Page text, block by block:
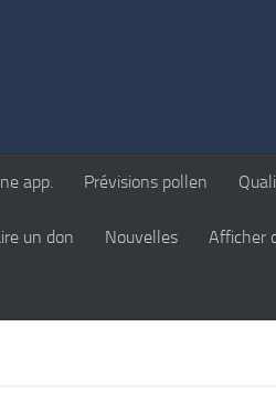
app. Prévisions pollen
un don Nouvelles Afficher